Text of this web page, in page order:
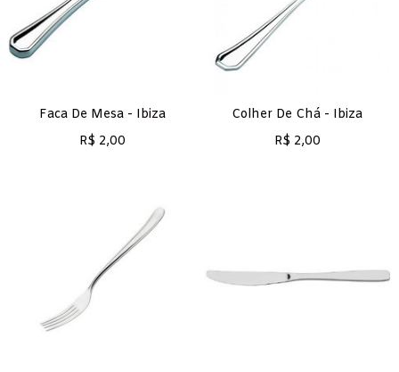
Faca De Mesa - Ibiza
R$ 2,00
Colher De Chá - Ibiza
R$ 2,00